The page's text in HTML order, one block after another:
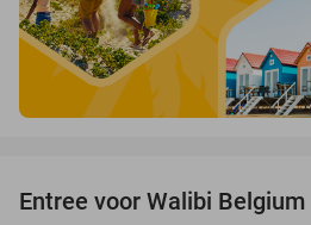
Entree voor Walibi Belgium